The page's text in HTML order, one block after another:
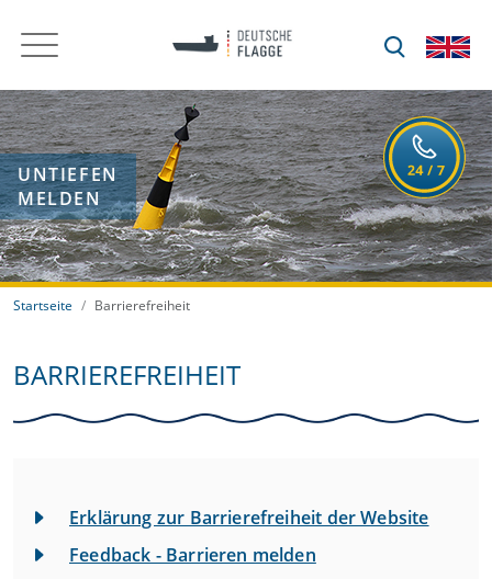
UNTIEFEN
MELDEN
Startseite Barrierefreiheit
BARRIEREFREIHEIT
Erklärung zur Barrierefreiheit der Website
Feedback - Barrieren melden